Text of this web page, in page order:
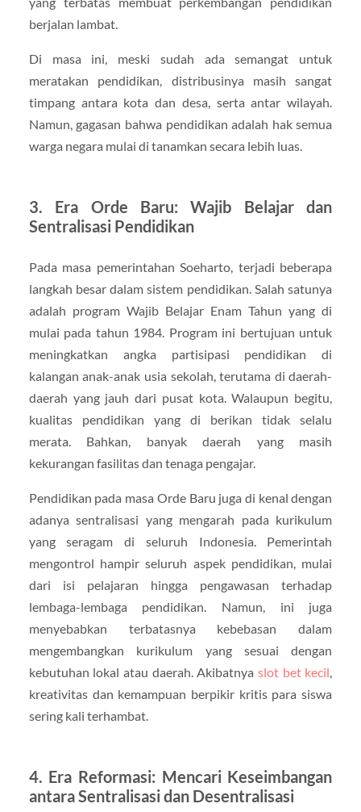
berjalan lambat.
Di masa ini, meski sudah ada semangat untuk
meratakan pendidikan, distribusinya masih sangat
timpang antara kota dan desa, serta antar wilayah.
Namun, gagasan bahwa pendidikan adalah hak semua
warga negara mulai di tanamkan secara lebih luas.
3. Era Orde Baru: Wajib Belajar dan
Sentralisasi Pendidikan
Pada masa pemerintahan Soeharto, terjadi beberapa
langkah besar dalam sistem pendidikan. Salah satunya
adalah program Wajib Belajar Enam Tahun yang di
mulai pada tahun 1984. Program ini bertujuan untuk
meningkatkan angka partisipasi pendidikan di
kalangan anak-anak usia sekolah, terutama di daerah-
daerah yang jauh dari pusat kota. Walaupun begitu,
kualitas pendidikan yang di berikan tidak selalu
merata. Bahkan, banyak daerah yang masih
kekurangan fasilitas dan tenaga pengajar.
Pendidikan pada masa Orde Baru juga di kenal dengan
adanya sentralisasi yang mengarah pada kurikulum
yang seragam di seluruh Indonesia. Pemerintah
mengontrol hampir seluruh aspek pendidikan, mulai
dari isi pelajaran hingga pengawasan terhadap
lembaga-lembaga pendidikan. Namun, ini juga
menyebabkan terbatasnya kebebasan dalam
mengembangkan kurikulum yang sesuai dengan
kebutuhan lokal atau daerah. Akibatnya slot bet kecil,
kreativitas dan kemampuan berpikir kritis para siswa
sering kali terhambat.
4. Era Reformasi: Mencari Keseimbangan
antara Sentralisasi dan Desentralisasi